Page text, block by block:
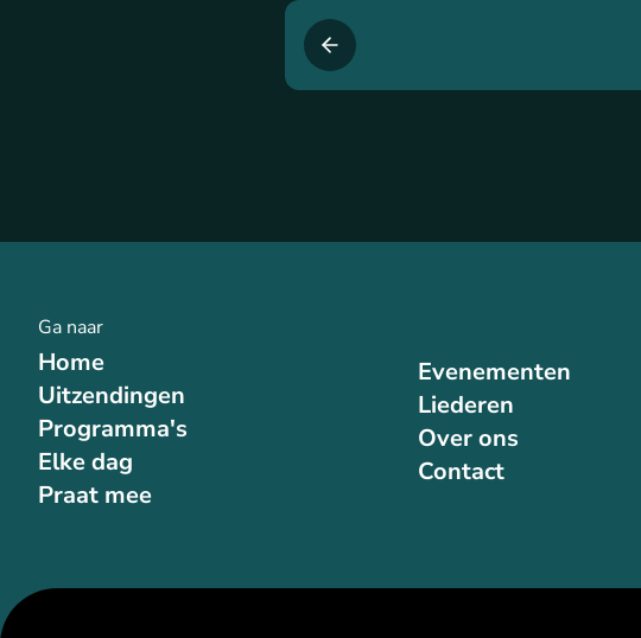
Ga naar
Home
Uitzendingen
Programma's
Elke dag
Praat mee
Evenementen
Liederen
Over ons
Contact